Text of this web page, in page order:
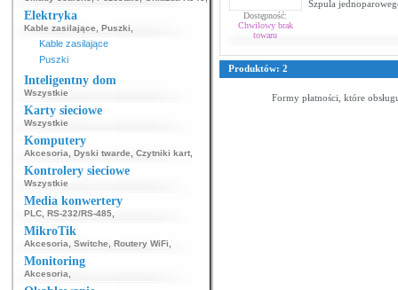
Elektryka
Kable zasilające Puszki
Kable zasilające
Puszki
Inteligentny dom
Wszystkie
Karty sieciowe
Wszystkie
Komputery
Akcesoria Dyski twarde Czytniki kart
Kontrolery sieciowe
Wszystkie
Media konwertery
PLC RS-232/RS-485
MikroTik
Akcesoria Switche Routery WiFi
Monitoring
Akcesoria
Dostępność:
Chwilowy brak
towaru
Szpula
Produktów: 2
Formy płatności, które